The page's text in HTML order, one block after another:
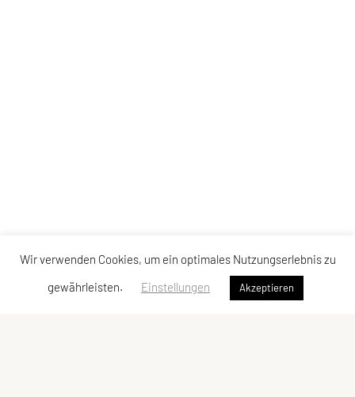
Wir verwenden Cookies, um ein optimales Nutzungserlebnis zu
gewährleisten.
Einstellungen Akzeptieren